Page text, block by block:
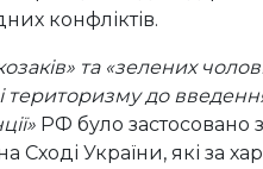
конфліктів.
та «зелених
територизму до
РФ було застосовано
Сході України, які за